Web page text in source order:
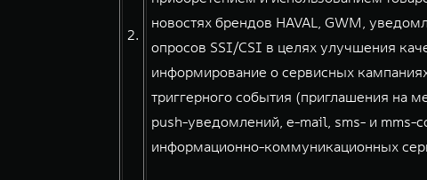
2.
новостях брендов HAVAL, GWM,
опросов SSI/CSI в целях улучшения
информирование о сервисных
триггерного события (приглашения на
push-уведомлений, e-mail, sms- и mms-
информационно-коммуникационных